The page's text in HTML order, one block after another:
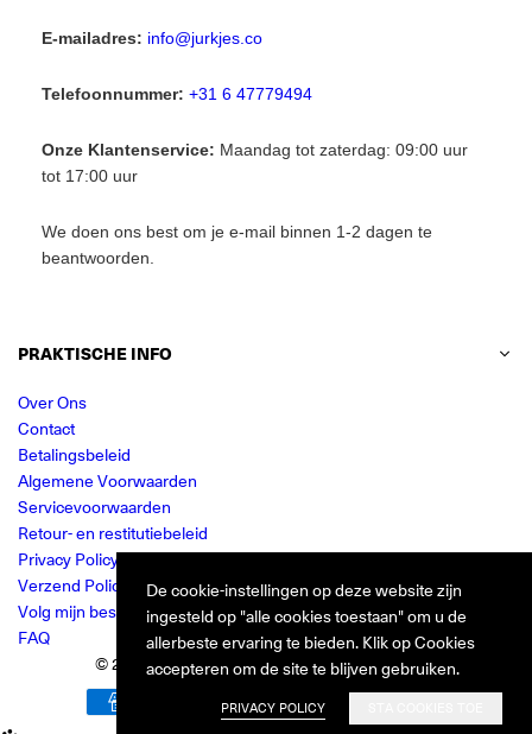
E-mailadres: info@jurkjes.co
Telefoonnummer: +31 6 47779494
Onze Klantenservice: Maandag tot zaterdag: 09:00 uur
tot 17:00 uur
We doen ons best om je e-mail binnen 1-2 dagen te
beantwoorden.
PRAKTISCHE INFO
Over Ons
Contact
Betalingsbeleid
Algemene Voorwaarden
Servicevoorwaarden
Retour- en restitutiebeleid
Privacy Policy
Verzend Policy
Volg mijn bestelling
FAQ
© 2024 Jurkjes.co. Alle rechten voorbehouden.
De cookie-instellingen op deze website zijn
ingesteld op "alle cookies toestaan" om u de
allerbeste ervaring te bieden. Klik op Cookies
accepteren om de site te blijven gebruiken.
PRIVACY POLICY